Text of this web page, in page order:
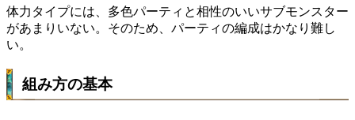
体力タイプには、多色パーティと相性のいいサブモンスター
があまりいない。そのため、パーティの編成はかなり難し
い。
組み方の基本